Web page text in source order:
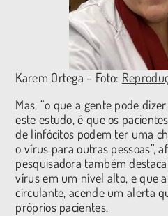
Karem Ortega – Foto:
Mas, “o que a gente pode
este estudo, é que os
de linfócitos podem ter uma
o vírus para outras pessoas”,
pesquisadora também
vírus em um nível alto, e que
circulante, acende um alerta
próprios pacientes.